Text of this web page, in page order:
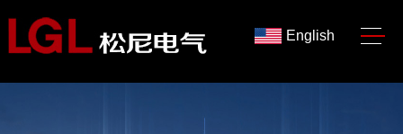
English